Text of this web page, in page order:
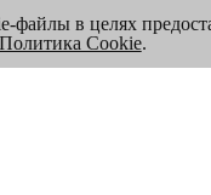
файлы в целях
Политика Cookie.